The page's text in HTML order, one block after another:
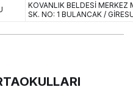
KOVANLIK BELDESİ MERKEZ
SK. NO: 1 BULANCAK /